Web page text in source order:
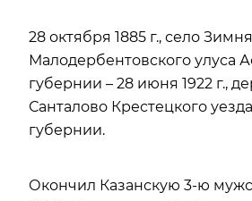
28 октября 1885 г., село
Малодербентовского улуса
губернии – 28 июня 1922 г.,
Санталово Крестецкого
губернии.
Окончил Казанскую 3-ю